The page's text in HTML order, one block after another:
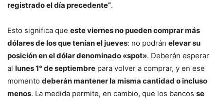
registrado el día precedente”.
Esto significa que este viernes no pueden comprar más
dólares de los que tenían el jueves: no podrán elevar su
posición en el dólar denominado «spot». Deberán esperar
al lunes 1° de septiembre para volver a comprar, y en ese
momento deberán mantener la misma cantidad o incluso
menos. La medida permite, en cambio, que los bancos se